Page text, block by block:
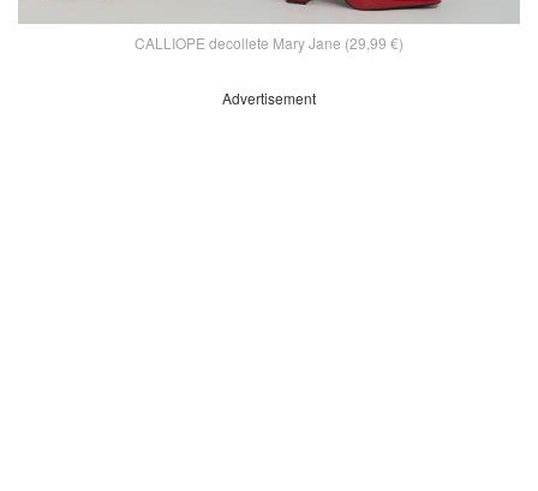
CALLIOPE decollete Mary Jane (29,99 €)
Advertisement